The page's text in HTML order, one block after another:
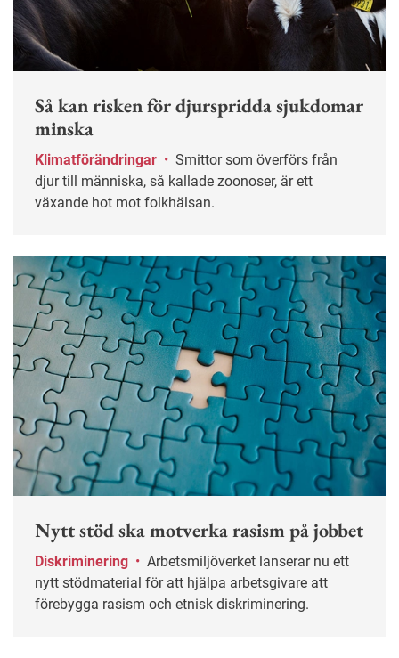
Så kan risken för djurspridda sjukdomar
minska
Klimatförändringar •
djur till människa, så kallade zoonoser, är ett
växande hot mot folkhälsan.
Nytt stöd ska motverka rasism på jobbet
Diskriminering •
nytt stödmaterial för att hjälpa arbetsgivare att
förebygga rasism och etnisk diskriminering.